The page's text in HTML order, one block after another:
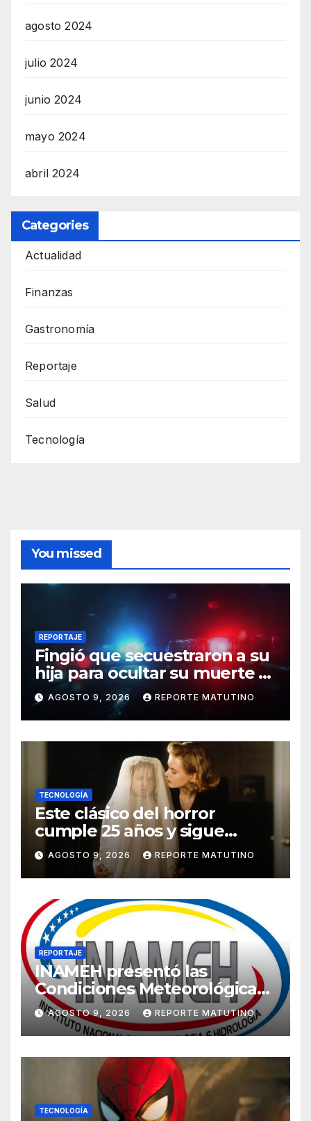
agosto 2024
julio 2024
junio 2024
mayo 2024
abril 2024
Categories
Actualidad
Finanzas
Gastronomía
Reportaje
Salud
Tecnología
You missed
REPORTAJE
Fingió que secuestraron a su
hija para ocultar su muerte y
así la policía descubrió el
engaño
AGOSTO 9, 2026 REPORTE MATUTINO
TECNOLOGÍA
Este clásico del horror
cumple 25 años y sigue
siendo estupendo (y lo
puedes ver en Netflix)
AGOSTO 9, 2026 REPORTE MATUTINO
REPORTAJE
INAMEH presentó las
Condiciones Meteorológicas
para las próximas 24 horas,
de este domingo 9 de agosto
2026
AGOSTO 9, 2026 REPORTE MATUTINO
TECNOLOGÍA